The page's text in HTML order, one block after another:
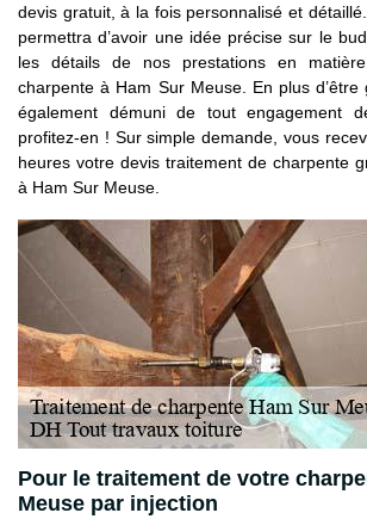
devis gratuit, à la fois personnalisé et
permettra d’avoir une idée précise sur le
les détails de nos prestations en
charpente à Ham Sur Meuse. En plus
également démuni de tout engagement
profitez-en ! Sur simple demande, vous
heures votre devis traitement de charpente
à Ham Sur Meuse.
Pour le traitement de votre
Meuse par injection